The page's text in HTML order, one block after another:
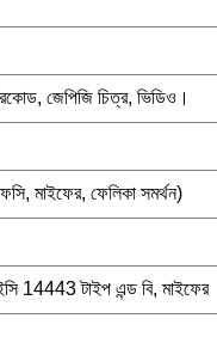
জেপিজি চিত্র, ভিডিও।
মাইফের, ফেলিকা সমর্থন)
14443 টাইপ এন্ড বি, মাইফের